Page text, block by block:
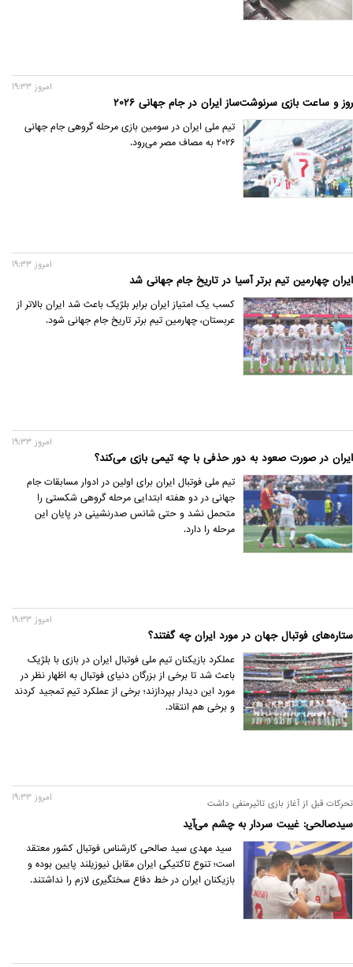
روز و ساعت بازی سرنوشت‌ساز ایران در جام جهانی ۲۰۲۶
امروز 19:33
تیم ملی ایران در سومین بازی مرحله گروهی جام جهانی
۲۰۲۶ به مصاف مصر می‌رود.
ایران چهارمین تیم برتر آسیا در تاریخ جام جهانی شد
امروز 19:33
کسب یک امتیاز ایران برابر بلژیک باعث شد ایران بالاتر از
عربستان، چهارمین تیم برتر تاریخ جام جهانی شود.
ایران در صورت صعود به دور حذفی با چه تیمی بازی می‌کند؟
امروز 19:33
تیم ملی فوتبال ایران برای اولین در ادوار مسابقات جام
جهانی در دو هفته ابتدایی مرحله گروهی شکستی را
متحمل نشد و حتی شانس صدرنشینی در پایان این
مرحله را دارد.
ستاره‌های فوتبال جهان در مورد ایران چه گفتند؟
امروز 19:33
عملکرد بازیکنان تیم ملی فوتبال ایران در بازی با بلژیک
باعث شد تا برخی از بزرگان دنیای فوتبال به اظهار نظر در
مورد این دیدار بپردازند؛ برخی از عملکرد تیم تمجید کردند
و برخی هم انتقاد.
تحرکات قبل از آغاز بازی تاثیرمنفی داشت
سیدصالحی: غیبت سردار به چشم می‌آید
امروز 19:33
سید مهدی سید صالحی کارشناس فوتبال کشور معتقد
است؛ تنوع تاکتیکی ایران مقابل نیوزیلند پایین بوده و
بازیکنان ایران در خط دفاع سختگیری لازم را نداشتند.